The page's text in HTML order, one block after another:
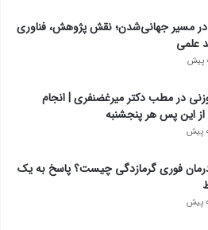
در مسیر جهانی‌شدن؛ نقش پژوهش، فناوری
علمی
در مطب دکتر میرغضنفری | انجام
این پس هر پنجشنبه
درمان فوری گرمازدگی چیست؟ پاسخ به یک